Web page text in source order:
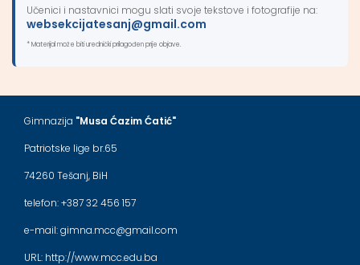
Učenici i nastavnici mogu slati svoje tekstove i fotografije na:
websekcijatesanj@gmail.com
* Materijal može biti urednički prilagođen prije objave.
Gimnazija "Musa Ćazim Ćatić"
Patriotske lige br.65
74260 Tešanj, BiH
telefon: +387 32 456 157
e-mail: gimna.mcc@gmail.com
URL: http://www.mcc.edu.ba